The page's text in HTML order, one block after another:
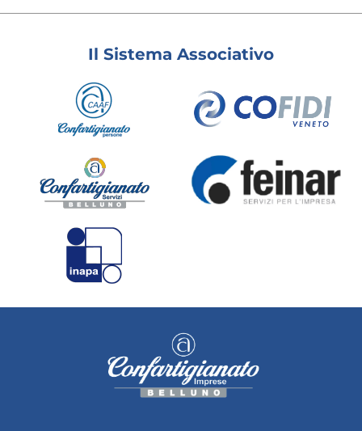
Il Sistema Associativo